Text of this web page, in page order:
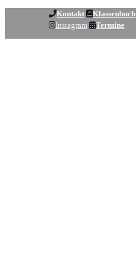
Kontakt Klassenbuch
Instagram
Termine